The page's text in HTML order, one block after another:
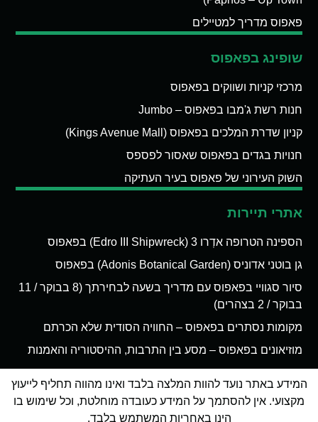
פאפוס מדריך למטיילים
שופינג בפאפוס
מרכזי קניות ושווקים בפאפוס
חנות רשת ג'מבו בפאפוס – Jumbo
קניון שדרת המלכים בפאפוס (Kings Avenue Mall)
חנויות בגדים בפאפוס שאסור לפספס
השוק העירוני של פאפוס בעיר העתיקה
אתרי תיירות
הספינה הטרופה אדְרו 3 (Edro III Shipwreck) בפאפוס
גן בוטני אדוניס (Adonis Botanical Garden) בפאפוס
סיור סגוויי בפאפוס עם מדריך בשעה לבחירתך (8 בבוקר / 11
בבוקר / 2 בצהרים)
מקומות נסתרים בפאפוס – החוויה הסודית שלא הכרתם
מוזיאונים בפאפוס – מסע בין התרבות, ההיסטוריה והאמנות
המידע באתר נועד להוות המלצה בלבד ואינו מהווה תחליף לייעוץ
מקצועי. אין להסתמך על המידע כעובדה מוחלטת, וכל שימוש בו
הינו באחריות המשתמש בלבד.